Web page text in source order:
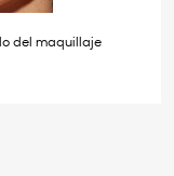
del maquillaje